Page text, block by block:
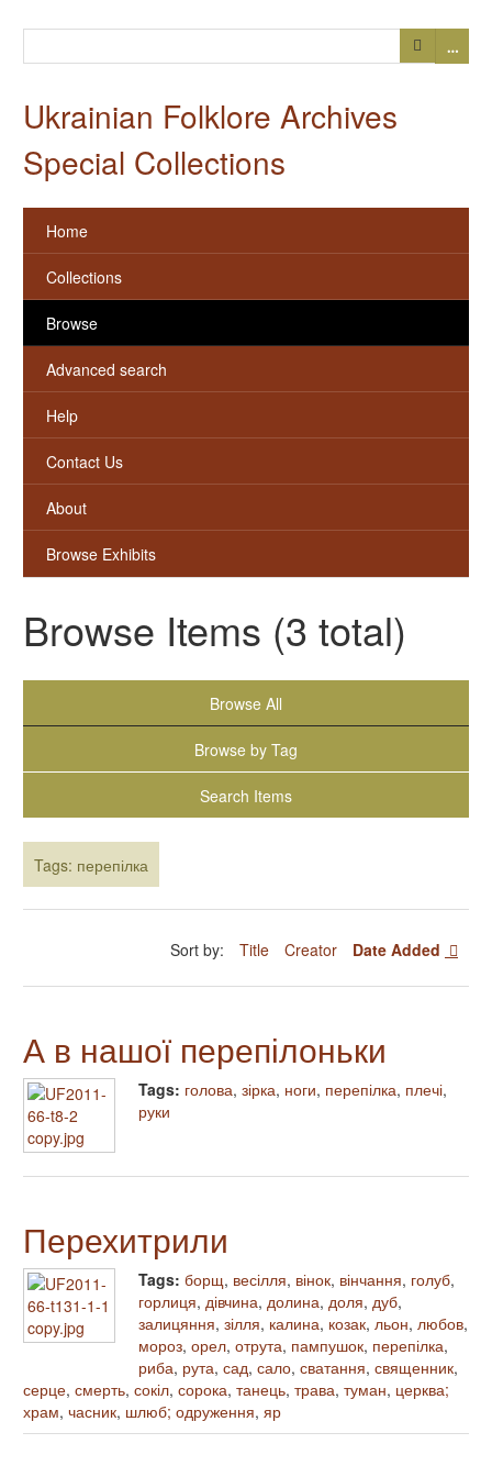
…
Ukrainian Folklore Archives
Special Collections
Home
Collections
Browse
Advanced search
Help
Contact Us
About
Browse Exhibits
Browse Items (3 total)
Browse All
Browse by Tag
Search Items
Tags: перепілка
Sort by: Title Creator Date Added
А в нашої перепілоньки
Tags: голова, зірка, ноги, перепілка, плечі,
руки
Перехитрили
Tags: борщ, весілля, вінок, вінчання, голуб,
горлиця, дівчина, долина, доля, дуб,
залицяння, зілля, калина, козак, льон, любов,
мороз, орел, отрута, пампушок, перепілка,
риба, рута, сад, сало, сватання, священник,
серце, смерть, сокіл, сорока, танець, трава, туман, церква;
храм, часник, шлюб; одруження, яр